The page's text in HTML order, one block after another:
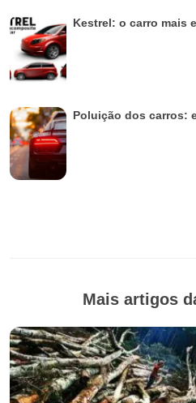
Kestrel: o carro mais
Poluição dos carros:
Mais artigos